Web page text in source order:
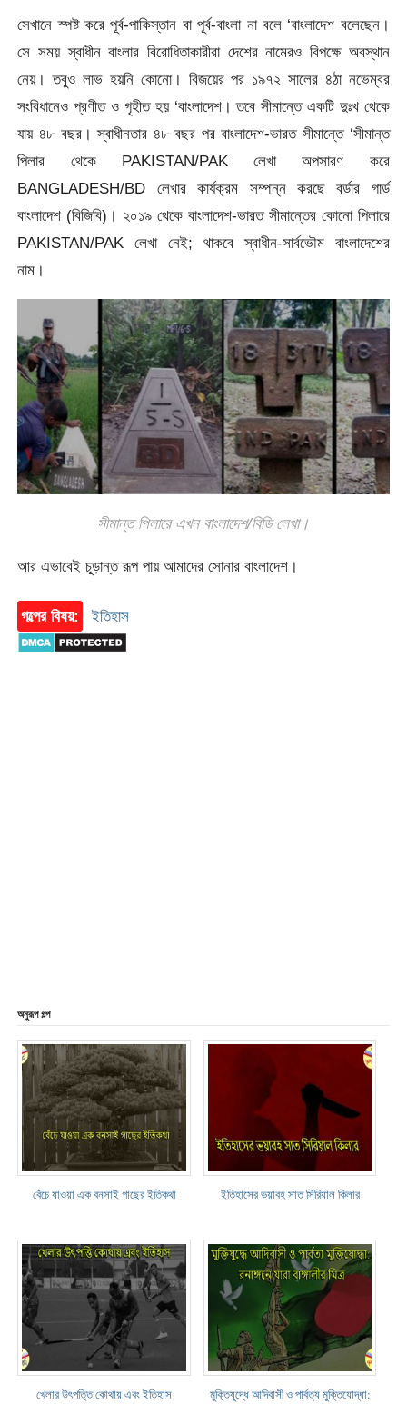
সেখানে স্পষ্ট করে পূর্ব-পাকিস্তান বা পূর্ব-বাংলা না বলে ‘বাংলাদেশ বলেছেন।
সে সময় স্বাধীন বাংলার বিরোধিতাকারীরা দেশের নামেরও বিপক্ষে অবস্থান
নেয়। তবুও লাভ হয়নি কোনো। বিজয়ের পর ১৯৭২ সালের ৪ঠা নভেম্বর
সংবিধানেও প্রণীত ও গৃহীত হয় ‘বাংলাদেশ। তবে সীমান্তে একটি দুঃখ থেকে
যায় ৪৮ বছর। স্বাধীনতার ৪৮ বছর পর বাংলাদেশ-ভারত সীমান্তে ‘সীমান্ত
পিলার থেকে PAKISTAN/PAK লেখা অপসারণ করে
BANGLADESH/BD লেখার কার্যক্রম সম্পন্ন করছে বর্ডার গার্ড
বাংলাদেশ (বিজিবি)। ২০১৯ থেকে বাংলাদেশ-ভারত সীমান্তের কোনো পিলারে
PAKISTAN/PAK লেখা নেই; থাকবে স্বাধীন-সার্বভৌম বাংলাদেশের
নাম।
সীমান্ত পিলারে এখন বাংলাদেশ/বিডি লেখা।
আর এভাবেই চূড়ান্ত রূপ পায় আমাদের সোনার বাংলাদেশ।
গল্পের বিষয়: ইতিহাস
অনুরূপ গল্প
বেঁচে যাওয়া এক বনসাই গাছের ইতিকথা ইতিহাসের ভয়াবহ সাত সিরিয়াল কিলার
খেলার উৎপত্তি কোথায় এবং ইতিহাস মুক্তিযুদ্ধে আদিবাসী ও পার্বত্য মুক্তিযোদ্ধা: